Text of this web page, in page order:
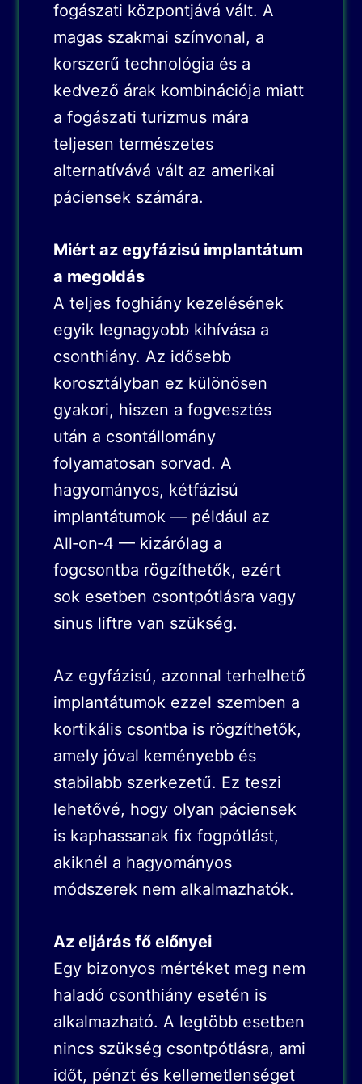
fogászati központjává vált. A
magas szakmai színvonal, a
korszerű technológia és a
kedvező árak kombinációja miatt
a fogászati turizmus mára
teljesen természetes
alternatívává vált az amerikai
páciensek számára.
Miért az egyfázisú implantátum
a megoldás
A teljes foghiány kezelésének
egyik legnagyobb kihívása a
csonthiány. Az idősebb
korosztályban ez különösen
gyakori, hiszen a fogvesztés
után a csontállomány
folyamatosan sorvad. A
hagyományos, kétfázisú
implantátumok — például az
All‑on‑4 — kizárólag a
fogcsontba rögzíthetők, ezért
sok esetben csontpótlásra vagy
sinus liftre van szükség.
Az egyfázisú, azonnal terhelhető
implantátumok ezzel szemben a
kortikális csontba is rögzíthetők,
amely jóval keményebb és
stabilabb szerkezetű. Ez teszi
lehetővé, hogy olyan páciensek
is kaphassanak fix fogpótlást,
akiknél a hagyományos
módszerek nem alkalmazhatók.
Az eljárás fő előnyei
Egy bizonyos mértéket meg nem
haladó csonthiány esetén is
alkalmazható. A legtöbb esetben
nincs szükség csontpótlásra, ami
időt, pénzt és kellemetlenséget